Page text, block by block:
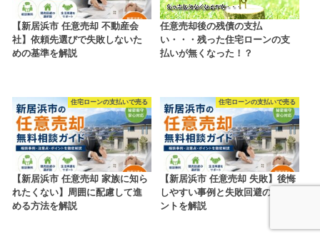
【新居浜市 任意売却 不動産会
社】依頼先選びで失敗しないた
めの基準を解説
任意売却後の残債の支払
い・・・残った住宅ローンの支
払いが無くなった！？
住宅ローンの支払いで売る
【新居浜市 任意売却 家族に知ら
れたくない】周囲に配慮して進
める方法を解説
住宅ローンの支払いで売る
【新居浜市 任意売却 失敗】後悔
しやすい事例と失敗回避のポイ
ントを解説